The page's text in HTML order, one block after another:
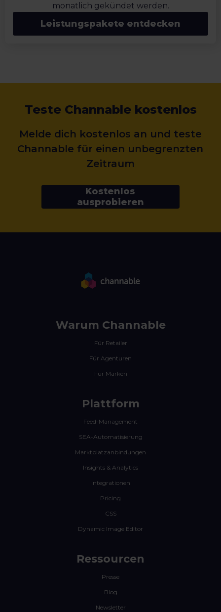
monatlich gekündet werden.
Leistungspakete entdecken
Teste Channable kostenlos
Melde dich kostenlos an und teste
Channable für einen unbegrenzten
Zeitraum
Kostenlos
ausprobieren
Warum Channable
Für Retailer
Für Agenturen
Für Marken
Plattform
Feed-Management
SEA-Automatisierung
Marktplatzanbindungen
Insights & Analytics
Integrationen
Pricing
CSS
Dynamic Image Editor
Ressourcen
Presse
Blog
Newsletter